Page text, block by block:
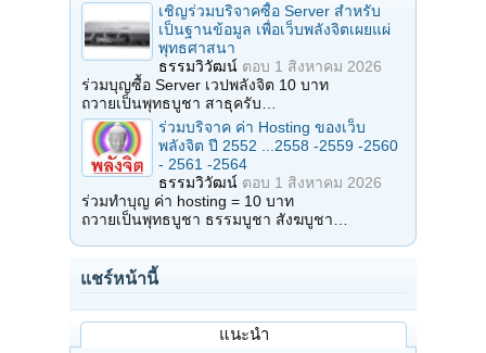
เชิญร่วมบริจาคซื้อ Server สำหรับ
เป็นฐานข้อมูล เพื่อเว็บพลังจิตเผยแผ่
พุทธศาสนา
ธรรมวิวัฒน์ ตอบ 1 สิงหาคม 2026
ร่วมบุญซื้อ Server เวปพลังจิต 10 บาท
ถวายเป็นพุทธบูชา สาธุครับ…
ร่วมบริจาค ค่า Hosting ของเว็บ
พลังจิต ปี 2552 ...2558 -2559 -2560
- 2561 -2564
ธรรมวิวัฒน์ ตอบ 1 สิงหาคม 2026
ร่วมทำบุญ ค่า hosting = 10 บาท
ถวายเป็นพุทธบูชา ธรรมบูชา สังฆบูชา…
แชร์หน้านี้
แนะนำ